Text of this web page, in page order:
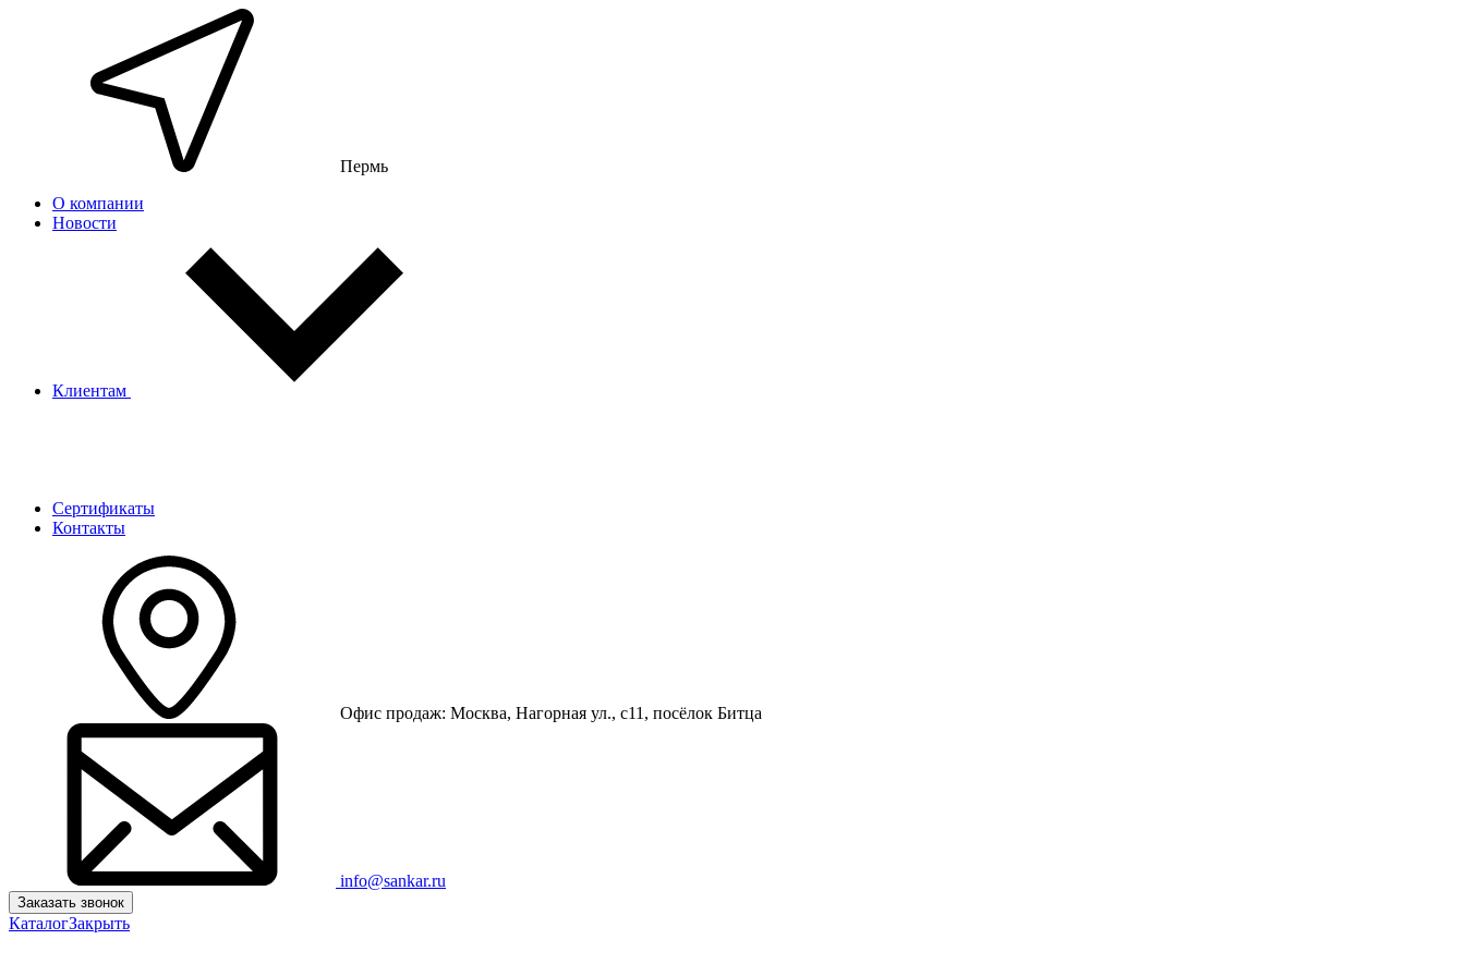
Пермь
О компании
Новости
Клиентам
Сертификаты
Контакты
Офис продаж: Москва, Нагорная ул., с11, посёлок Битца
info@sankar.ru
Заказать звонок
КаталогЗакрыть